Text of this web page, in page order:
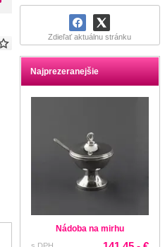
Zdieľať aktuálnu stránku
Najprezeranejšie
Nádoba na mirhu